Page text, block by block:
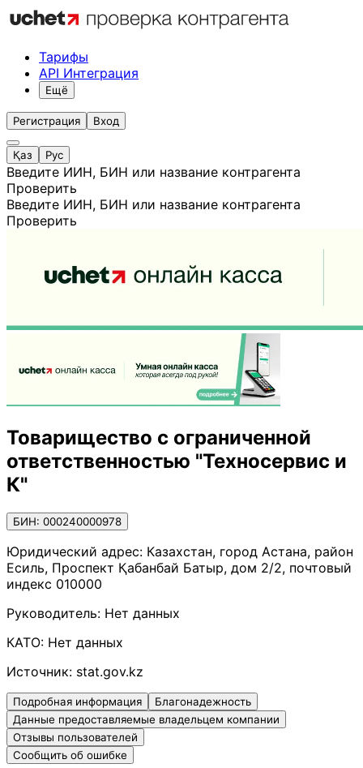
Тарифы
API Интеграция
Ещё
Регистрация Вход
Қаз Рус
Введите ИИН, БИН или название контрагента
Проверить
Введите ИИН, БИН или название контрагента
Проверить
Товарищество с ограниченной
ответственностью "Техносервис и
К"
БИН: 000240000978
Юридический адрес: Казахстан, город Астана, район
Есиль, Проспект Қабанбай Батыр, дом 2/2, почтовый
индекс 010000
Руководитель: Нет данных
КАТО: Нет данных
Источник: stat.gov.kz
Подробная информация
Благонадежность
Данные предоставляемые владельцем компании
Отзывы пользователей
Сообщить об ошибке